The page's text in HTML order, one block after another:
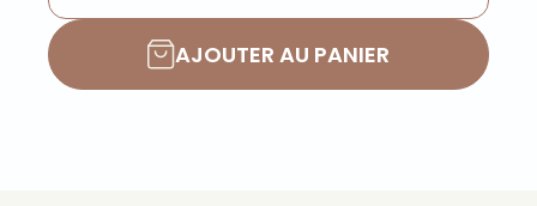
AJOUTER AU PANIER